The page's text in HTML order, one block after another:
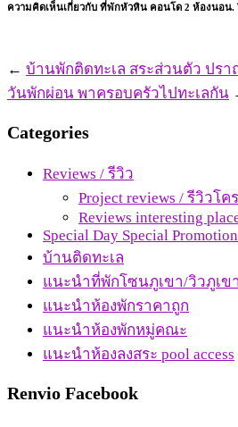
ความคิดเห็นเกี่ยวกับ ที่พักหัวหิน คอนโด 2 ห้องนอน.
← บ้านพักติดทะเล สระส่วนตัว ปร
วันพักผ่อน พาครอบครัวไปทะเลกัน
Categories
Reviews / รีวิว
Project reviews / รีวิวโค
Reviews interesting
Special Day Special Promotion
บ้านติดทะเล
แนะนำที่พักโซนภูเขา/วิวภูเขา
แนะนำห้องพักราคาถูก
แนะนำห้องพักหมู่คณะ
แนะนำห้องลงสระ pool access
Renvio Facebook